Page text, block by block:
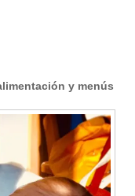
y menús